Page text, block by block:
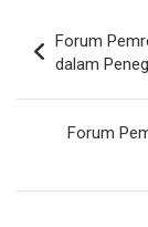
pos
Forum
dalam
Forum